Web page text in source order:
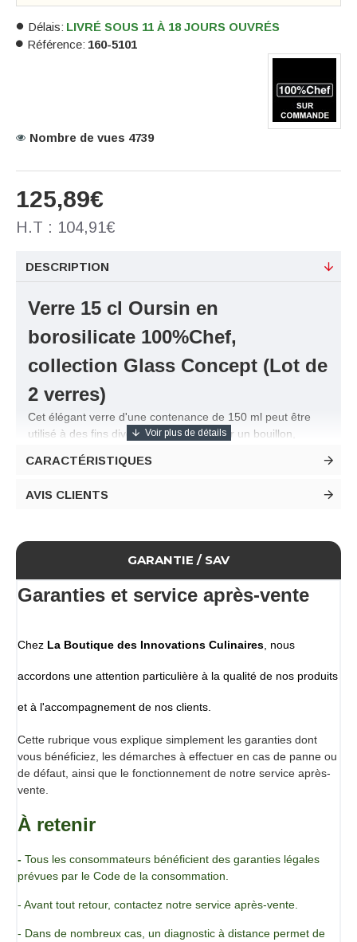
125,89€
H.T : 104,91€
Délais: LIVRÉ SOUS 11 À 18 JOURS OUVRÉS
Référence: 160-5101
Nombre de vues 4739
DESCRIPTION
Verre 15 cl Oursin en
borosilicate 100%Chef,
collection Glass Concept (Lot de
2 verres)
Cet élégant verre d'une contenance de 150 ml peut être
utilisé à des fins diverses : pour déguster un bouillon,
Fabriqué en verre borosilicate à la main.
aliments comme garniture ou décoration.
Diamètre intérieur 7 cm
Diamètre extérieur 14 cm
Conditionnement
CARACTÉRISTIQUES
AVIS CLIENTS
GARANTIE / SAV
Garanties et service après-vente
Chez La Boutique des Innovations Culinaires , nous
accordons une attention particulière à la qualité de nos produits
et à l'accompagnement de nos clients.
Cette rubrique vous explique simplement les garanties dont
vous bénéficiez, les démarches à effectuer en cas de panne ou
de défaut, ainsi que le fonctionnement de notre service après-
vente.
À retenir
- Tous les consommateurs bénéficient des garanties légales
prévues par le Code de la consommation.
- Avant tout retour, contactez notre service après-vente.
- Dans de nombreux cas, un diagnostic à distance permet de